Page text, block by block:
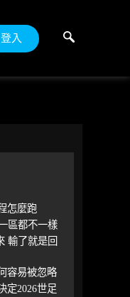
登入
怎麼跑
區都不一樣
輸了就是回
容易被忽略
定2026世足